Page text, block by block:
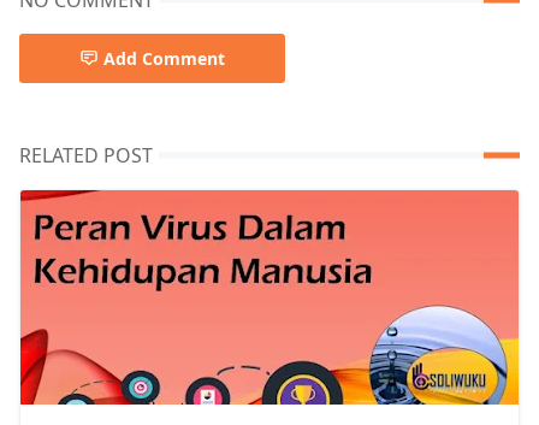
Add Comment
RELATED POST